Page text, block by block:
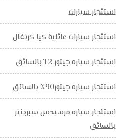
استئجار سيارات
استئجار سيارات عائلية كيا كرنفال
استئجار سياره جيتور T2 بالسائق
استئجار سياره جيتورX90 بالسائق
استئجار سياره مرسيدس سبرينتر
بالسائق